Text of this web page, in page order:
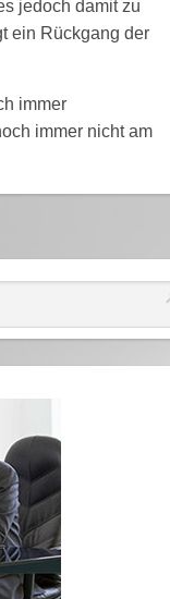
jedoch damit zu
ein Rückgang der
immer
immer nicht am